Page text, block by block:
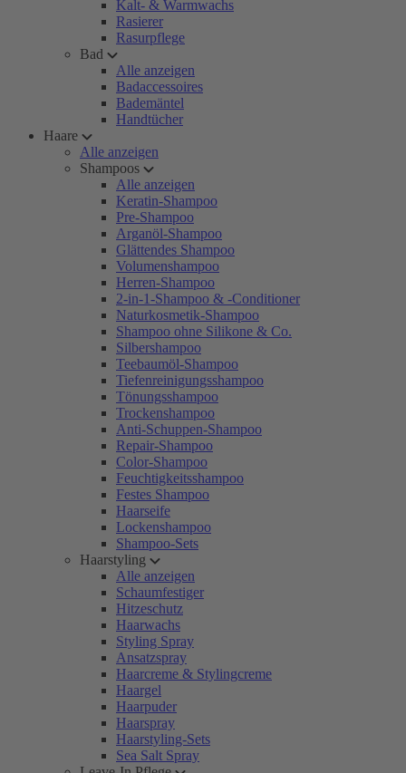
Kalt- & Warmwachs
Rasierer
Rasurpflege
Bad
Alle anzeigen
Badaccessoires
Bademäntel
Handtücher
Haare
Alle anzeigen
Shampoos
Alle anzeigen
Keratin-Shampoo
Pre-Shampoo
Arganöl-Shampoo
Glättendes Shampoo
Volumenshampoo
Herren-Shampoo
2-in-1-Shampoo & -Conditioner
Naturkosmetik-Shampoo
Shampoo ohne Silikone & Co.
Silbershampoo
Teebaumöl-Shampoo
Tiefenreinigungsshampoo
Tönungsshampoo
Trockenshampoo
Anti-Schuppen-Shampoo
Repair-Shampoo
Color-Shampoo
Feuchtigkeitsshampoo
Festes Shampoo
Haarseife
Lockenshampoo
Shampoo-Sets
Haarstyling
Alle anzeigen
Schaumfestiger
Hitzeschutz
Haarwachs
Styling Spray
Ansatzspray
Haarcreme & Stylingcreme
Haargel
Haarpuder
Haarspray
Haarstyling-Sets
Sea Salt Spray